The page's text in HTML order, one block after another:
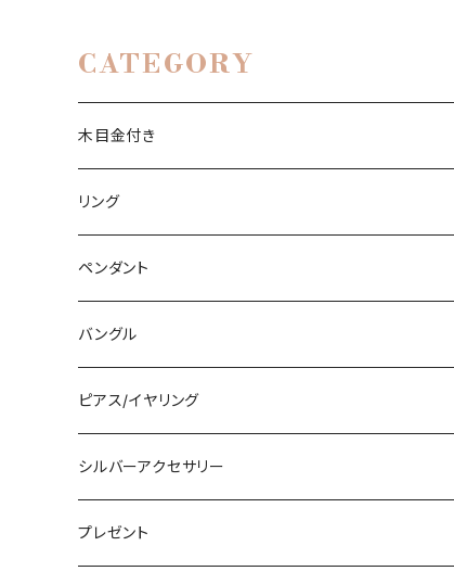
CATEGORY
木目金付き
リング
ペンダント
バングル
リング
石付きシルバーリング
槌目リング
プレーンリング
シルバーリング
木目金付リング
石付きリング
ペンダント
木目金付ペンダント
石付きペンダント
バングル
シルバーバングル
木目金付バングル
ピアス/イヤリング
シルバーピアス
シルバーイヤリング
シルバーアクセサリー
プレゼント